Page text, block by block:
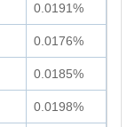
0.0191%
0.0176%
0.0185%
0.0198%